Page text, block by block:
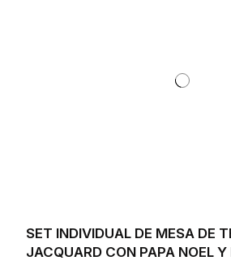
SET INDIVIDUAL DE MESA DE
JACQUARD CON PAPA NOEL